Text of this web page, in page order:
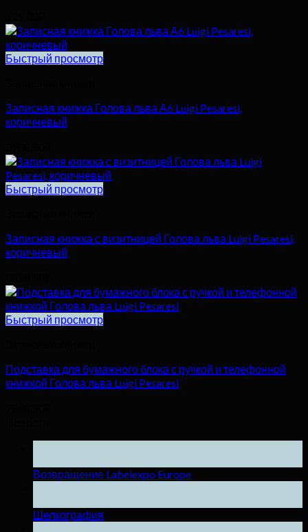
Быстрый просмотр
Записная книжка Голова льва А6 Luigi Pesaresi,
коричневый
Быстрый просмотр
Записная книжка с визитницей Голова льва Luigi Pesaresi,
коричневый
Быстрый просмотр
Подставка для бумажного блока с ручкой и телефонной
книжкой Голова льва Luigi Pesaresi
Возвращение Labelexpo Europe
Шелкография